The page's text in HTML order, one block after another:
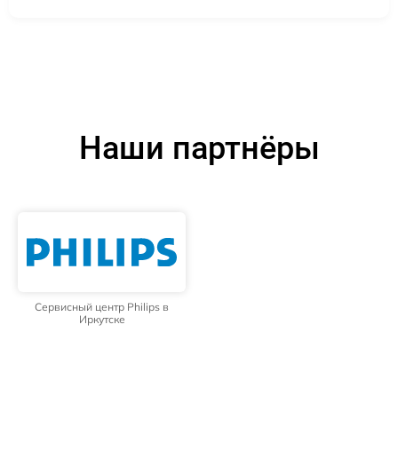
Наши партнёры
Сервисный центр Philips в
Иркутске